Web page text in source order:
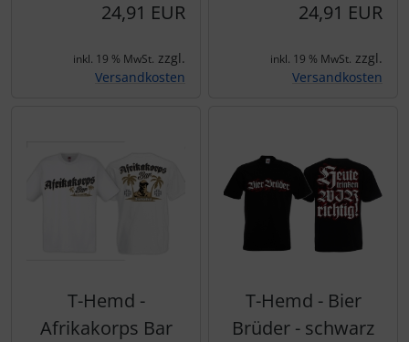
24,91 EUR
inkl. 19 % MwSt. zzgl.
Versandkosten
24,91 EUR
inkl. 19 % MwSt. zzgl.
Versandkosten
T-Hemd -
Afrikakorps Bar
T-Hemd - Bier
Brüder - schwarz